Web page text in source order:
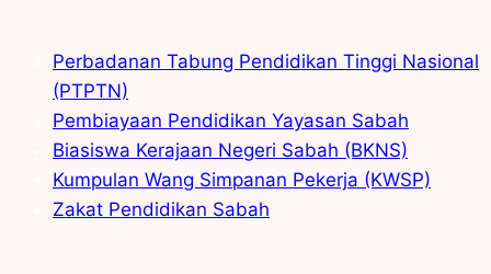
Perbadanan Tabung Pendidikan Tinggi Nasional
(PTPTN)
Pembiayaan Pendidikan Yayasan Sabah
Biasiswa Kerajaan Negeri Sabah (BKNS)
Kumpulan Wang Simpanan Pekerja (KWSP)
Zakat Pendidikan Sabah